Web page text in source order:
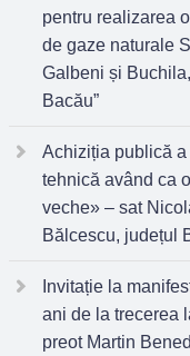
pentru realizarea
de gaze naturale
Galbeni și
Bacău”
Achiziția publică
tehnică având ca
veche» – sat
Bălcescu, județul
Invitație la
ani de la trecerea
preot Martin